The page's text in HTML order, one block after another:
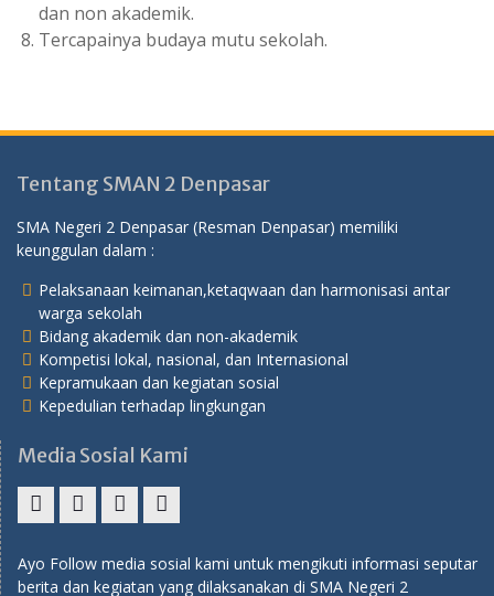
dan non akademik.
Tercapainya budaya mutu sekolah.
Tentang SMAN 2 Denpasar
SMA Negeri 2 Denpasar (Resman Denpasar) memiliki
keunggulan dalam :
Pelaksanaan keimanan,ketaqwaan dan harmonisasi antar
warga sekolah
Bidang akademik dan non-akademik
Kompetisi lokal, nasional, dan Internasional
Kepramukaan dan kegiatan sosial
Kepedulian terhadap lingkungan
Media Sosial Kami
Ayo Follow media sosial kami untuk mengikuti informasi seputar
berita dan kegiatan yang dilaksanakan di SMA Negeri 2